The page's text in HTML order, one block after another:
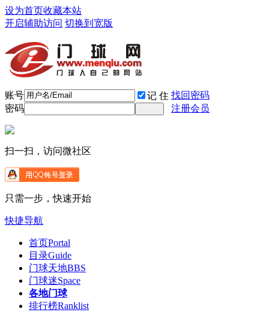
设为首页收藏本站
开启辅助访问 切换到宽版
账号 记 住 找回密码
密码
注册会员
扫一扫，访问微社区
只需一步，快速开始
快捷导航
首页Portal
目录Guide
门球天地BBS
门球迷Space
各地门球
排行榜Ranklist